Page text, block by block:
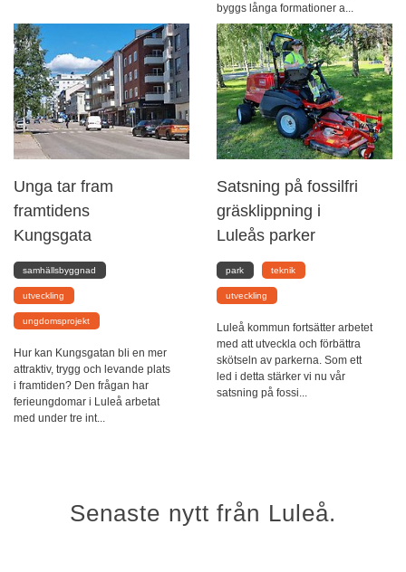
byggs långa formationer a...
Unga tar fram
framtidens
Kungsgata
samhällsbyggnad
utveckling
ungdomsprojekt
Hur kan Kungsgatan bli en mer
attraktiv, trygg och levande plats
i framtiden? Den frågan har
ferieungdomar i Luleå arbetat
med under tre int...
Satsning på fossilfri
gräsklippning i
Luleås parker
park teknik
utveckling
Luleå kommun fortsätter arbetet
med att utveckla och förbättra
skötseln av parkerna. Som ett
led i detta stärker vi nu vår
satsning på fossi...
Senaste nytt från Luleå.